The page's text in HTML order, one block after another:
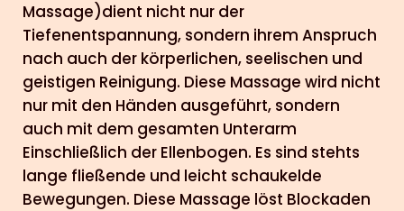
Massage)dient nicht nur der
Tiefenentspannung, sondern ihrem Anspruch
nach auch der körperlichen, seelischen und
geistigen Reinigung. Diese Massage wird nicht
nur mit den Händen ausgeführt, sondern
auch mit dem gesamten Unterarm
Einschließlich der Ellenbogen. Es sind stehts
lange fließende und leicht schaukelde
Bewegungen. Diese Massage löst Blockaden